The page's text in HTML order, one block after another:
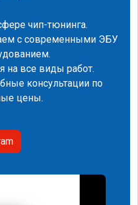
чип-тюнинга.
с современными ЭБУ
на все виды работ.
консультации по
цены.